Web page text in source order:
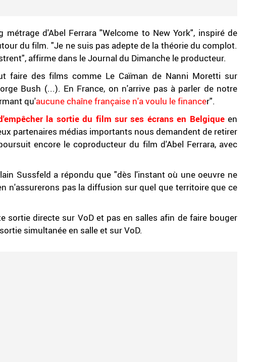
d'Abel Ferrara "Welcome to New York", inspiré de
du film. "Je ne suis pas adepte de la théorie du complot.
affirme dans le Journal du Dimanche le producteur.
faire des films comme Le Caïman de Nanni Moretti sur
Bush (...). En France, on n'arrive pas à parler de notre
qu'aucune chaîne française n'a voulu le financer".
la sortie du film sur ses écrans en Belgiqueen
partenaires médias importants nous demandent de retirer
encore le coproducteur du film d'Abel Ferrara, avec
Sussfeld a répondu que "dès l'instant où une oeuvre ne
n'assurerons pas la diffusion sur quel que territoire que ce
sortie directe sur VoD et pas en salles afin de faire bouger
simultanée en salle et sur VoD.